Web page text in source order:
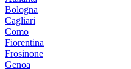
Bologna
Cagliari
Como
Fiorentina
Frosinone
Genoa